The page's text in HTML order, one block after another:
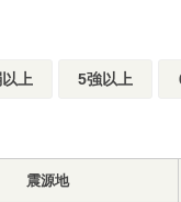
上 5強以上
震源地